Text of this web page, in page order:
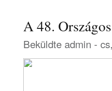
A 48.
Beküldte admin -